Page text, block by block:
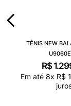
TÊNIS NEW
R$ 1.
Em até 8x R$